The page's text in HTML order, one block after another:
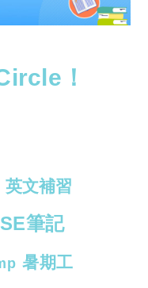
！
英文補習
筆記
暑期工